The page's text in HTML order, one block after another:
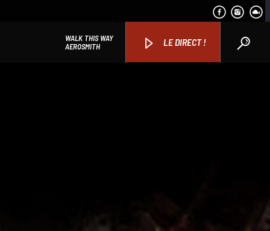
LE DIRECT !
WALK THIS WAY
AEROSMITH